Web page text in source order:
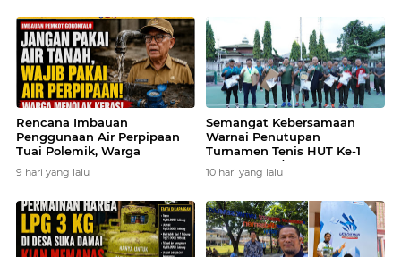
Rencana Imbauan
Penggunaan Air Perpipaan
Tuai Polemik, Warga
Ekonomi Rumah Tangga
9 hari yang lalu
Semangat Kebersamaan
Warnai Penutupan
Turnamen Tenis HUT Ke-1
Kodam XXIII/Palaka Wira
10 hari yang lalu